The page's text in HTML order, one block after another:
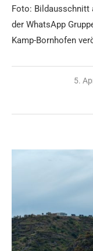
Foto: Bildausschnitt
der WhatsApp
Kamp-Bornhofen
5.